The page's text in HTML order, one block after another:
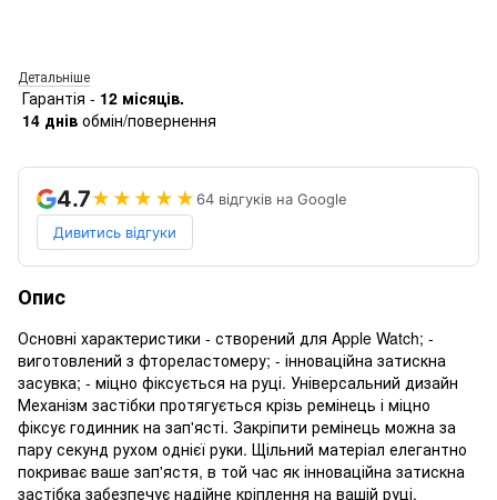
Детальніше
Гарантія - 12 місяців.
14 днів обмін/повернення
4.7★★★★★64 відгуків на Google
Дивитись відгуки
Опис
Основні характеристики - створений для Apple Watch; -
виготовлений з фтореластомеру; - інноваційна затискна
засувка; - міцно фіксується на руці. Універсальний дизайн
Механізм застібки протягується крізь ремінець і міцно
фіксує годинник на зап'ясті. Закріпити ремінець можна за
пару секунд рухом однієї руки. Щільний матеріал елегантно
покриває ваше зап'ястя, в той час як інноваційна затискна
застібка забезпечує надійне кріплення на вашій руці.